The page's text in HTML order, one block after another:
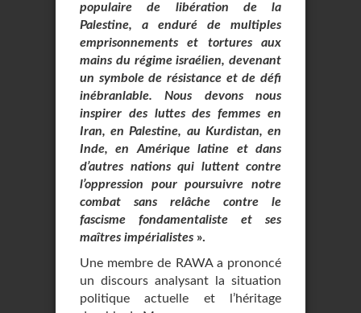
populaire de libération de la
Palestine, a enduré de multiples
emprisonnements et tortures aux
mains du régime israélien, devenant
un symbole de résistance et de défi
inébranlable. Nous devons nous
inspirer des luttes des femmes en
Iran, en Palestine, au Kurdistan, en
Inde, en Amérique latine et dans
d’autres nations qui luttent contre
l’oppression pour poursuivre notre
combat sans relâche contre le
fascisme fondamentaliste et ses
maîtres impérialistes ».
Une membre de RAWA a prononcé
un discours analysant la situation
politique actuelle et l’héritage